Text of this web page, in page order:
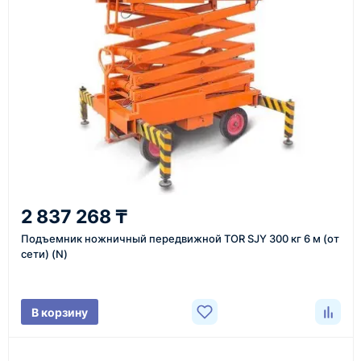
инструменты по номеру телефона в шапке сайта
или через онлайн-форму запроса обратного звонка.
Казахстан и СНГ
доставка оборудования в разные города и
регионы
средний срок доставки по большинству поставок
проверка товара перед отправкой клиенту
2 837 268 ₸
Подъемник ножничный передвижной TOR SJY 300 кг 6 м (от
сети) (N)
В корзину